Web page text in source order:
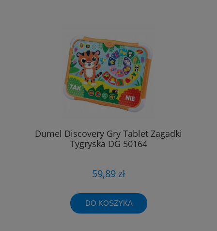
Dumel Discovery Gry Tablet Zagadki
Tygryska DG 50164
59,89 zł
DO KOSZYKA